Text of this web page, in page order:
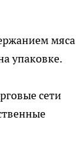
мяса
упаковке.
сети